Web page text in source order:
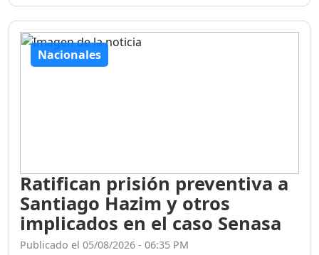
Nacionales
Ratifican prisión preventiva a
Santiago Hazim y otros
implicados en el caso Senasa
Publicado el 05/08/2026 - 06:35 PM